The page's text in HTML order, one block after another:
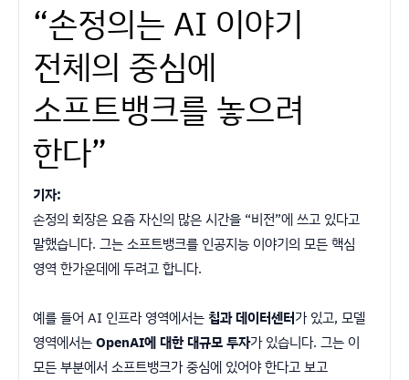
“손정의는 AI 이야기
전체의 중심에
소프트뱅크를 놓으려
한다”
기자:
손정의 회장은 요즘 자신의 많은 시간을 “비전”에 쓰고 있다고
말했습니다. 그는 소프트뱅크를 인공지능 이야기의 모든 핵심
영역 한가운데에 두려고 합니다.
예를 들어 AI 인프라 영역에서는 칩과 데이터센터가 있고, 모델
영역에서는OpenAI에 대한 대규모 투자가 있습니다. 그는 이
모든 부분에서 소프트뱅크가 중심에 있어야 한다고 보고